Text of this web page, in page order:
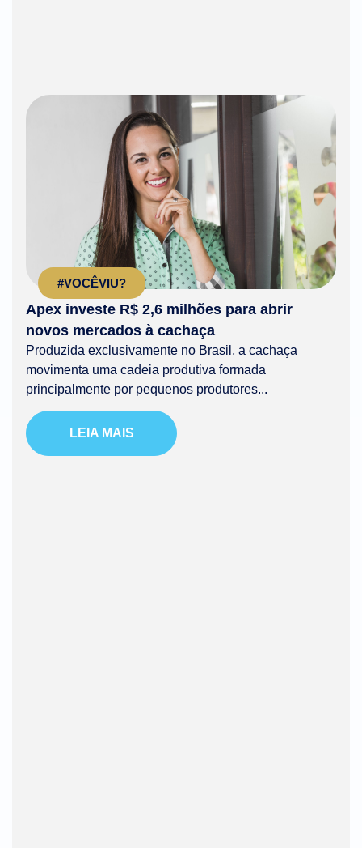
#VOCÊVIU?
Apex investe R$ 2,6 milhões para abrir
novos mercados à cachaça
Produzida exclusivamente no Brasil, a cachaça
movimenta uma cadeia produtiva formada
principalmente por pequenos produtores...
LEIA MAIS